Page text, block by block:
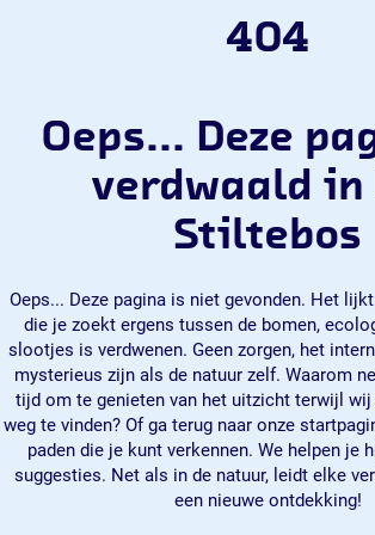
404
Oeps... Deze
verdwaald in
Stiltebos
Oeps... Deze pagina is niet gevonden. Het
die je zoekt ergens tussen de bomen,
slootjes is verdwenen. Geen zorgen, het
mysterieus zijn als de natuur zelf. Waarom
tijd om te genieten van het uitzicht terwijl
weg te vinden? Of ga terug naar onze
paden die je kunt verkennen. We helpen je
suggesties. Net als in de natuur, leidt elke
een nieuwe ontdekking!